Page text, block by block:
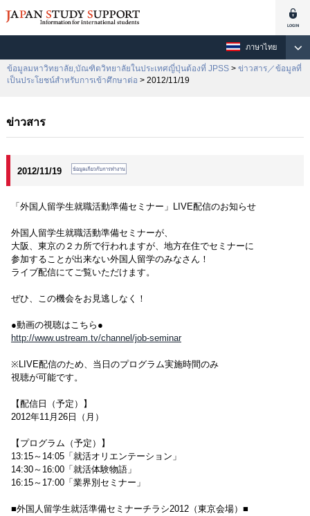
ภาษาไทย
ข้อมูลมหาวิทยาลัย,บัณฑิตวิทยาลัยในประเทศญี่ปุ่นต้องที่ JPSS > ข่าวสาร／ข้อมูลที่
เป็นประโยชน์สำหรับการเข้าศึกษาต่อ > 2012/11/19
ข่าวสาร
2012/11/19
「外国人留学生就職活動準備セミナー」LIVE配信のお知らせ
外国人留学生就職活動準備セミナーが、
大阪、東京の２カ所で行われますが、地方在住でセミナーに
参加することが出来ない外国人留学のみなさん！
ライブ配信にてご覧いただけます。
ぜひ、この機会をお見逃しなく！
●動画の視聴はこちら●
http://www.ustream.tv/channel/job-seminar
※LIVE配信のため、当日のプログラム実施時間のみ
視聴が可能です。
【配信日（予定）】
2012年11月26日（月）
【プログラム（予定）】
13:15～14:05「就活オリエンテーション」
14:30～16:00「就活体験物語」
16:15～17:00「業界別セミナー」
■外国人留学生就活準備セミナーチラシ2012（東京会場）■